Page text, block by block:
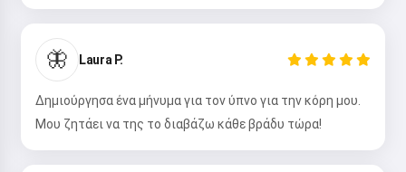
🦋 Laura P.
Δημιούργησα ένα μήνυμα για τον ύπνο για την κόρη μου.
Μου ζητάει να της το διαβάζω κάθε βράδυ τώρα!